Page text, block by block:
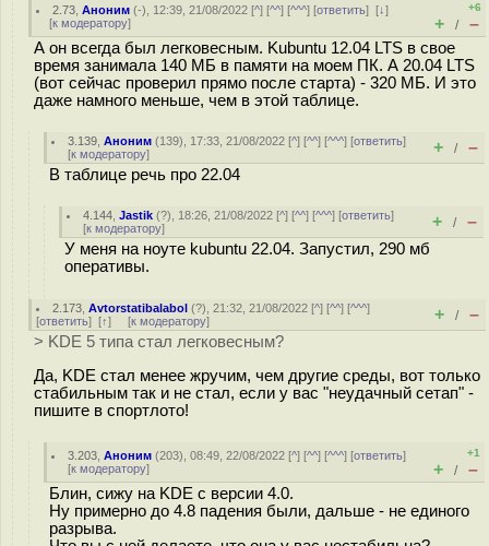
2.73 ,Аноним (-), 12:39, 21/08/2022 [^] [^^] [^^^] [ответить][↓]
[к модератору]
+6
+ / –
А он всегда был легковесным. Kubuntu 12.04 LTS в свое
время занимала 140 МБ в памяти на моем ПК. А 20.04 LTS
(вот сейчас проверил прямо после старта) - 320 МБ. И это
даже намного меньше, чем в этой таблице.
3.139 ,Аноним (139), 17:33, 21/08/2022 [^] [^^] [^^^] [ответить]
[к модератору] + / –
В таблице речь про 22.04
4.144 ,Jastik (?), 18:26, 21/08/2022 [^] [^^] [^^^] [ответить]
[к модератору] + / –
У меня на ноуте kubuntu 22.04. Запустил, 290 мб
оперативы.
2.173 ,Avtorstatibalabol (?), 21:32, 21/08/2022 [^] [^^] [^^^]
[ответить] [↑] [к модератору] + / –
> KDE 5 типа стал легковесным?
Да, KDE стал менее жручим, чем другие среды, вот только
стабильным так и не стал, если у вас "неудачный сетап" -
пишите в спортлото!
3.203 ,Аноним (203), 08:49, 22/08/2022 [^] [^^] [^^^] [ответить]
[к модератору]
+1
+ / –
Блин, сижу на KDE с версии 4.0.
Ну примерно до 4.8 падения были, дальше - не единого
разрыва.